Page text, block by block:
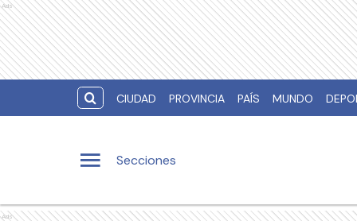
Ads
CIUDAD PROVINCIA PAÍS MUNDO
Secciones
Ads